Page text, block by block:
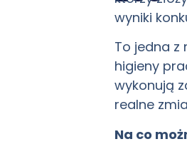
wyniki
To jedna
higieny
wykonują
realne
Na co